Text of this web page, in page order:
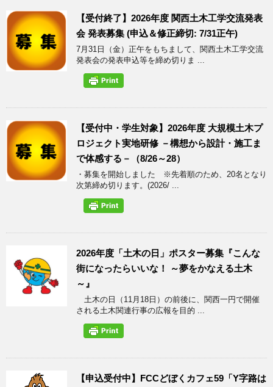
【受付終了】2026年度 関西土木工学交流発表
会 発表募集 (申込＆修正締切: 7/31正午)
7月31日（金）正午をもちまして、関西土木工学交流
発表会の発表申込等を締め切りま ...
【受付中・学生対象】2026年度 大規模土木プ
ロジェクト実地研修 －構想から設計・施工ま
で体感する－（8/26～28）
・募集を開始しました ※先着順のため、20名となり
次第締め切ります。(2026/ ...
2026年度「土木の日」ポスター募集『こんな
街になったらいいな！ ～夢をかなえる土木
～』
土木の日（11月18日）の前後に、関西一円で開催
される土木関連行事の広報を目的 ...
【申込受付中】FCCどぼくカフェ59「Y字路は